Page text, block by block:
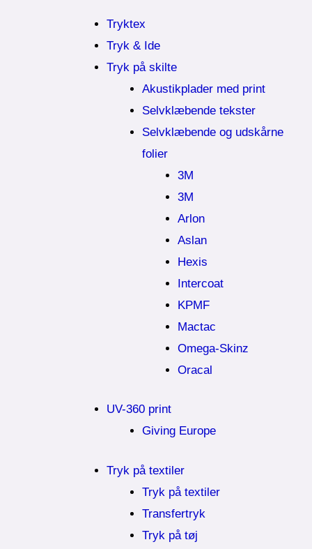
Tryktex
Tryk & Ide
Tryk på skilte
Akustikplader med print
Selvklæbende tekster
Selvklæbende og udskårne
folier
3M
3M
Arlon
Aslan
Hexis
Intercoat
KPMF
Mactac
Omega-Skinz
Oracal
UV-360 print
Giving Europe
Tryk på textiler
Tryk på textiler
Transfertryk
Tryk på tøj